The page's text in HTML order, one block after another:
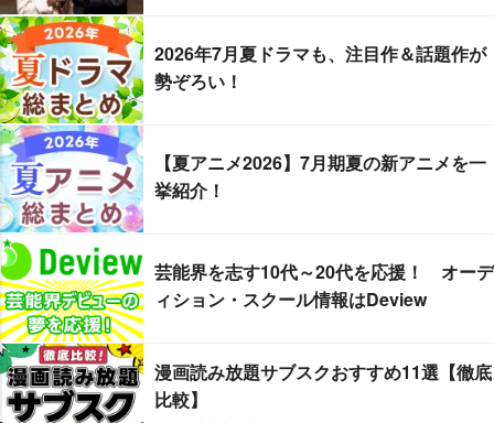
2026年7月夏ドラマも、注目作＆話題作が
勢ぞろい！
【夏アニメ2026】7月期夏の新アニメを一
挙紹介！
芸能界を志す10代～20代を応援！ オーデ
ィション・スクール情報はDeview
漫画読み放題サブスクおすすめ11選【徹底
比較】